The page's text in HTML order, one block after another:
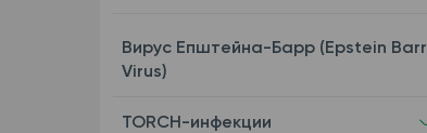
Вирус Епштейна-Барр (Epstein Barr
Virus)
TORCH-инфекции